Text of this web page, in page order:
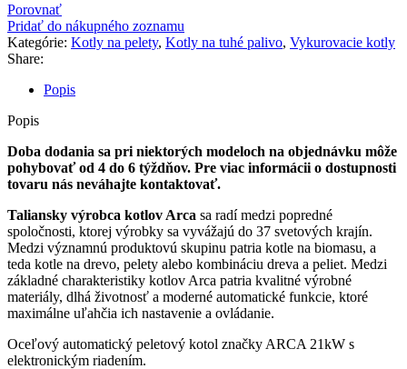
Porovnať
Pridať do nákupného zoznamu
Kategórie: Kotly na pelety, Kotly na tuhé palivo, Vykurovacie kotly
Share:
Popis
Popis
Doba dodania sa pri niektorých modeloch na objednávku môže
pohybovať od 4 do 6 týždňov. Pre viac informácii o dostupnosti
tovaru nás neváhajte kontaktovať.
Taliansky výrobca kotlov Arca sa radí medzi popredné
spoločnosti, ktorej výrobky sa vyvážajú do 37 svetových krajín.
Medzi významnú produktovú skupinu patria kotle na biomasu, a
teda kotle na drevo, pelety alebo kombináciu dreva a peliet. Medzi
základné charakteristiky kotlov Arca patria kvalitné výrobné
materiály, dlhá životnosť a moderné automatické funkcie, ktoré
maximálne uľahčia ich nastavenie a ovládanie.
Oceľový automatický peletový kotol značky ARCA 21kW s
elektronickým riadením.